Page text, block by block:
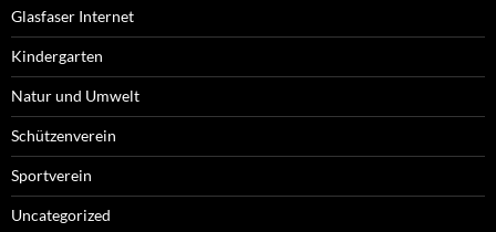
Glasfaser Internet
Kindergarten
Natur und Umwelt
Schützenverein
Sportverein
Uncategorized